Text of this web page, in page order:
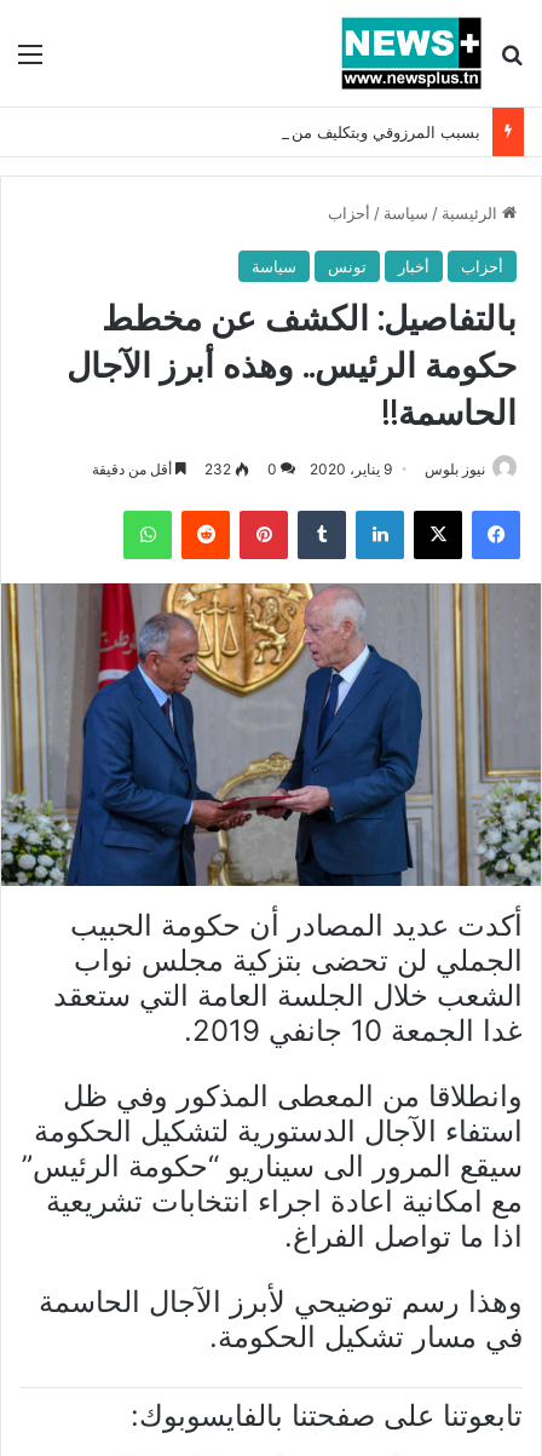
بحث عن
الرئيسية / سياسة / أحزاب
أحزاب أخبار تونس سياسة
بالتفاصيل: الكشف عن مخطط
حكومة الرئيس.. وهذه أبرز الآجال
الحاسمة!!
نيوز بلوس 9 يناير، 2020 0
232 أقل من دقيقة
فيسبوك X لينكدإن بينتيريست واتساب
أكدت عديد المصادر أن حكومة الحبيب
الجملي لن تحضى بتزكية مجلس نواب
الشعب خلال الجلسة العامة التي ستعقد
غدا الجمعة 10 جانفي 2019.
وانطلاقا من المعطى المذكور وفي ظل
استفاء الآجال الدستورية لتشكيل الحكومة
سيقع المرور الى سيناريو “حكومة الرئيس”
مع امكانية اعادة اجراء انتخابات تشريعية
اذا ما تواصل الفراغ.
وهذا رسم توضيحي لأبرز الآجال الحاسمة
في مسار تشكيل الحكومة.
تابعوتنا على صفحتنا بالفايسوبوك: